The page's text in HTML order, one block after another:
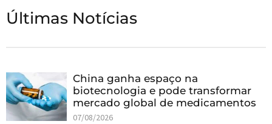
Últimas Notícias
China ganha espaço na
biotecnologia e pode transformar
mercado global de medicamentos
07/08/2026